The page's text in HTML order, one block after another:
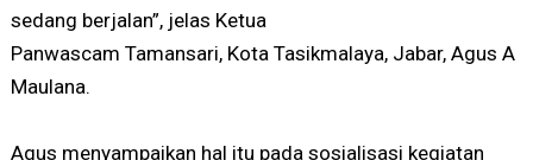
sedang berjalan”, jelas Ketua
Panwascam Tamansari, Kota Tasikmalaya, Jabar, Agus A
Maulana.
Agus menyampaikan hal itu pada sosialisasi kegiatan